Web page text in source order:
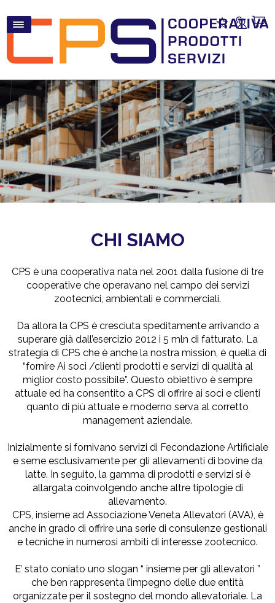
CHI SIAMO
CPS è una cooperativa nata nel 2001 dalla fusione di tre
cooperative che operavano nel campo dei servizi
zootecnici, ambientali e commerciali.
Da allora la CPS è cresciuta speditamente arrivando a
superare già dall’esercizio 2012 i 5 mln di fatturato. La
strategia di CPS che è anche la nostra mission, è quella di
“fornire Ai soci /clienti prodotti e servizi di qualità al
miglior costo possibile”. Questo obiettivo è sempre
attuale ed ha consentito a CPS di offrire ai soci e clienti
quanto di più attuale e moderno serva al corretto
management aziendale.
Inizialmente si fornivano servizi di Fecondazione Artificiale
e seme esclusivamente per gli allevamenti di bovine da
latte. In seguito, la gamma di prodotti e servizi si è
allargata coinvolgendo anche altre tipologie di
allevamento.
CPS, insieme ad Associazione Veneta Allevatori (AVA), è
anche in grado di offrire una serie di consulenze gestionali
e tecniche in numerosi ambiti di interesse zootecnico.
E’ stato coniato uno slogan “ insieme per gli allevatori ”
che ben rappresenta l’impegno delle due entità
organizzate per il sostegno del mondo allevatoriale. La